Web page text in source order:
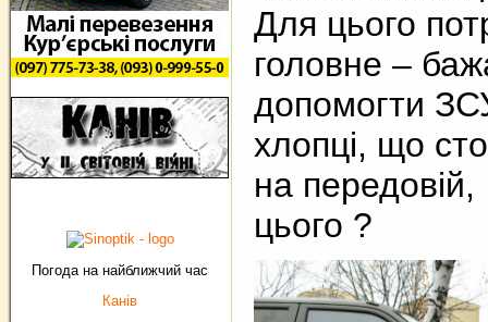
Погода на найближчий час
Канів
Для цього
головне –
допомогти
хлопці, що
на
цього ?